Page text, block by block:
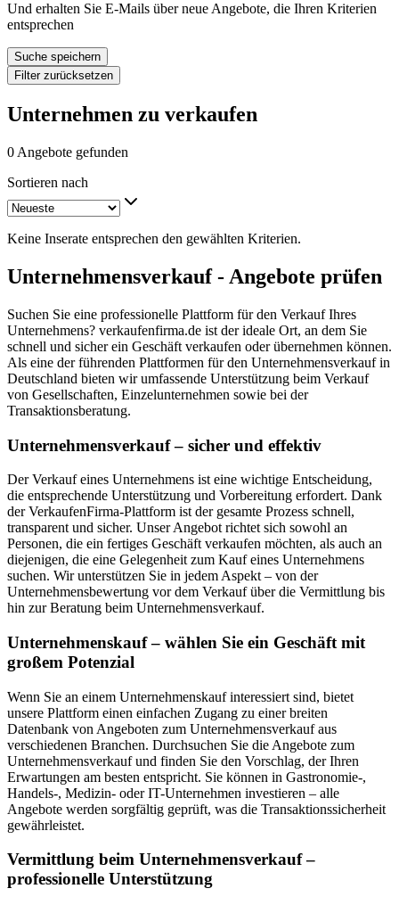
Und erhalten Sie E-Mails über neue Angebote, die Ihren Kriterien
entsprechen
Suche speichern
Filter zurücksetzen
Unternehmen zu verkaufen
0 Angebote gefunden
Sortieren nach
Keine Inserate entsprechen den gewählten Kriterien.
Unternehmensverkauf - Angebote prüfen
Suchen Sie eine professionelle Plattform für den Verkauf Ihres
Unternehmens? verkaufenfirma.de ist der ideale Ort, an dem Sie
schnell und sicher ein Geschäft verkaufen oder übernehmen können.
Als eine der führenden Plattformen für den Unternehmensverkauf in
Deutschland bieten wir umfassende Unterstützung beim Verkauf
von Gesellschaften, Einzelunternehmen sowie bei der
Transaktionsberatung.
Unternehmensverkauf – sicher und effektiv
Der Verkauf eines Unternehmens ist eine wichtige Entscheidung,
die entsprechende Unterstützung und Vorbereitung erfordert. Dank
der VerkaufenFirma-Plattform ist der gesamte Prozess schnell,
transparent und sicher. Unser Angebot richtet sich sowohl an
Personen, die ein fertiges Geschäft verkaufen möchten, als auch an
diejenigen, die eine Gelegenheit zum Kauf eines Unternehmens
suchen. Wir unterstützen Sie in jedem Aspekt – von der
Unternehmensbewertung vor dem Verkauf über die Vermittlung bis
hin zur Beratung beim Unternehmensverkauf.
Unternehmenskauf – wählen Sie ein Geschäft mit
großem Potenzial
Wenn Sie an einem Unternehmenskauf interessiert sind, bietet
unsere Plattform einen einfachen Zugang zu einer breiten
Datenbank von Angeboten zum Unternehmensverkauf aus
verschiedenen Branchen. Durchsuchen Sie die Angebote zum
Unternehmensverkauf und finden Sie den Vorschlag, der Ihren
Erwartungen am besten entspricht. Sie können in Gastronomie-,
Handels-, Medizin- oder IT-Unternehmen investieren – alle
Angebote werden sorgfältig geprüft, was die Transaktionssicherheit
gewährleistet.
Vermittlung beim Unternehmensverkauf –
professionelle Unterstützung